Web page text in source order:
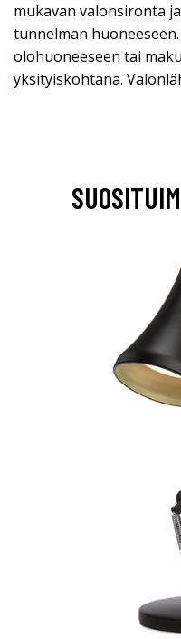
mukavan valonsironta
tunnelman
olohuoneeseen tai
yksityiskohtana.